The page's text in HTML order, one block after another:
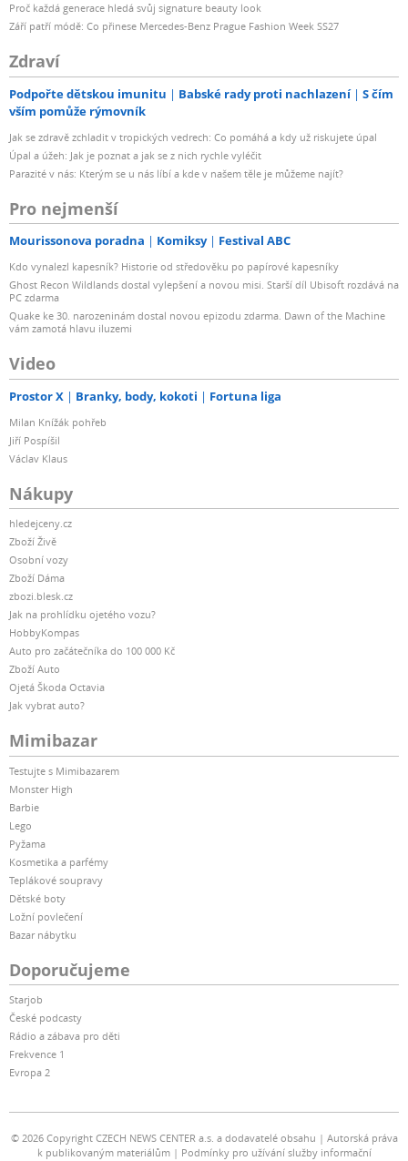
Proč každá generace hledá svůj signature beauty look
Září patří módě: Co přinese Mercedes-Benz Prague Fashion Week SS27
Zdraví
Podpořte dětskou imunitu Babské rady proti nachlazení
S čím
vším pomůže rýmovník
Jak se zdravě zchladit v tropických vedrech: Co pomáhá a kdy už riskujete úpal
Úpal a úžeh: Jak je poznat a jak se z nich rychle vyléčit
Parazité v nás: Kterým se u nás líbí a kde v našem těle je můžeme najít?
Pro nejmenší
Mourissonova poradna Komiksy Festival ABC
Kdo vynalezl kapesník? Historie od středověku po papírové kapesníky
Ghost Recon Wildlands dostal vylepšení a novou misi. Starší díl Ubisoft rozdává na
PC zdarma
Quake ke 30. narozeninám dostal novou epizodu zdarma. Dawn of the Machine
vám zamotá hlavu iluzemi
Video
Prostor X Branky, body, kokoti Fortuna liga
Milan Knížák pohřeb
Jiří Pospíšil
Václav Klaus
Nákupy
hledejceny.cz
Zboží Živě
Osobní vozy
Zboží Dáma
zbozi.blesk.cz
Jak na prohlídku ojetého vozu?
HobbyKompas
Auto pro začátečníka do 100 000 Kč
Zboží Auto
Ojetá Škoda Octavia
Jak vybrat auto?
Mimibazar
Testujte s Mimibazarem
Monster High
Barbie
Lego
Pyžama
Kosmetika a parfémy
Teplákové soupravy
Dětské boty
Ložní povlečení
Bazar nábytku
Doporučujeme
Starjob
České podcasty
Rádio a zábava pro děti
Frekvence 1
Evropa 2
© 2026 Copyright CZECH NEWS CENTER a.s. a dodavatelé obsahu
Autorská práva
k publikovaným materiálům
Podmínky pro užívání služby informační